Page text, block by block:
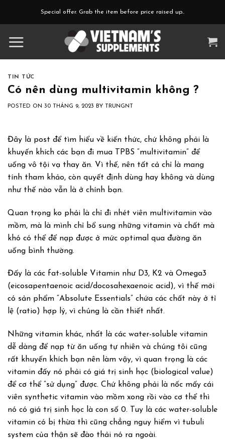
Special offer. Grab the item before price raised up..
TIN TỨC
Có nên dùng multivitamin không ?
POSTED ON 30 THÁNG 9, 2023 BY TRUNGNT
Đây là post để tìm hiểu về kiến thức, chứ không phải là
khuyến khích các bạn đi mua TPBS “multivitamin” để
uống vô tội vạ thay ăn. Vì thế, nên tất cả chỉ là mang
tính tham khảo, còn quyết định dùng hay không và dùng
như thế nào vẫn là ở chính bạn.
Quan trọng ko phải là chỉ đi nhét viên multivitamin vào
mồm, mà là mình chỉ bổ sung những vitamin và chất mà
khó có thể để nạp được ở mức optimal qua đường ăn
uống bình thường.
Đấy là các fat-soluble Vitamin như D3, K2 và Omega3
(eicosapentaenoic acid/docosahexaenoic acid), vì thế mới
có sản phẩm “Absolute Essentials” chứa các chất này ở tỉ
lệ (ratio) hợp lý, vì chúng là cần thiết nhất.
Những vitamin khác, nhất là các water-soluble vitamin
dễ dàng để nạp từ ăn uống tự nhiên và chúng tôi cũng
rất khuyến khích bạn nên làm vậy, vì quan trọng là các
vitamin đấy nó phải có giá trị sinh học (biological value)
để cơ thể ”sử dụng” được. Chứ không phải là nốc mấy cái
viên synthetic vitamin vào mồm xong rồi vào cơ thể thì
nó có giá trị sinh học là con số 0. Tuy là các water-soluble
vitamin có bị thừa thì cũng chẳng nguy hiểm vì tubuli
system của thận sẽ đào thải nó ra ngoài.